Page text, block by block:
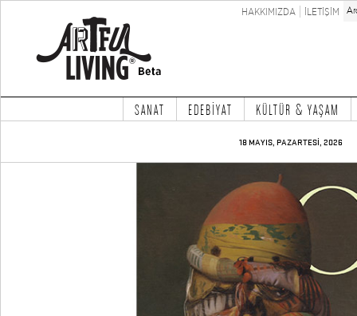
HAKKIMIZDA İLETİŞİM
SANAT EDEBİYAT KÜLTÜR & YAŞAM
18 MAYIS, PAZARTESİ, 2026